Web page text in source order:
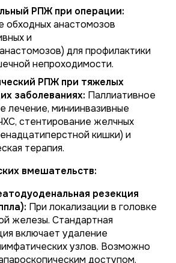
РПЖ при операции:
обходных анастомозов
и
для профилактики
непроходимости.
РПЖ при тяжелых
заболеваниях: Паллиативное
лечение, миниинвазивные
стентирование желчных
кишки) и
терапия.
вмешательств:
резекция
При локализации в головке
железы. Стандартная
включает удаление
узлов. Возможно
доступом.